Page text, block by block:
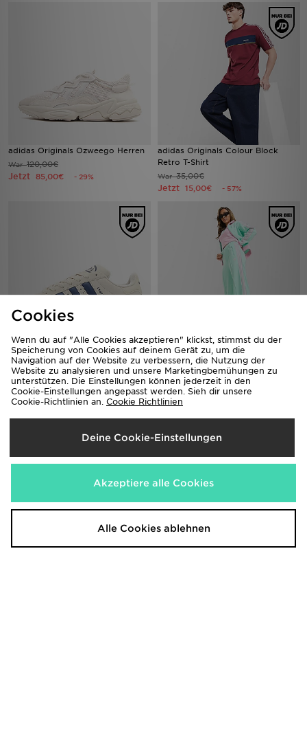
adidas Originals Ozweego Herren
War120,00€
Jetzt 85,00€ - 29%
adidas Originals Colour Block
Retro T-Shirt
War35,00€
Jetzt 15,00€ - 57%
adidas Originals Campus 00s
Kinder
War90,00€
Jetzt30,00€
adidas Originals Classic
Trainingshose
War65,00€
Jetzt35,00€
adidas Originals Superstar II
adidas Originals 3-Stripes Towel
Cookies
Wenn du auf "Alle Cookies akzeptieren" klickst, stimmst du der
Speicherung von Cookies auf deinem Gerät zu, um die
Navigation auf der Website zu verbessern, die Nutzung der
Website zu analysieren und unsere Marketingbemühungen zu
unterstützen. Die Einstellungen können jederzeit in den
Cookie-Einstellungen angepasst werden. Sieh dir unsere
Cookie-Richtlinien an. Cookie Richtlinien
Deine Cookie-Einstellungen
Akzeptiere alle Cookies
Alle Cookies ablehnen